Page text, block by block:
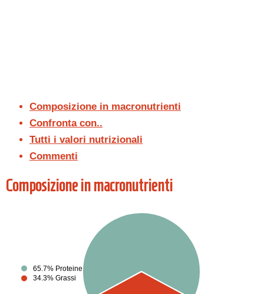
Composizione in macronutrienti
Confronta con..
Tutti i valori nutrizionali
Commenti
Composizione in macronutrienti
65.7% Proteine
34.3% Grassi